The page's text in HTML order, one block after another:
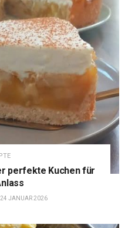
perfekte Kuchen für
24 JANUAR 2026